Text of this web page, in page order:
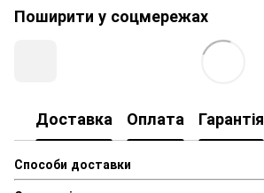
Поширити у соцмережах
Доставка Оплата Гарантія
Способи доставки